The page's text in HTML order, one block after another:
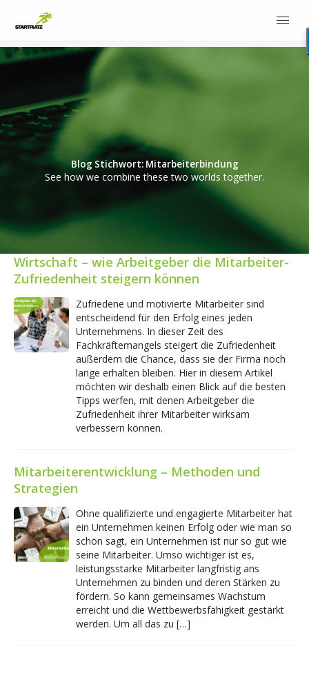
Blog Stichwort: Mitarbeiterbindung
See how we combine these two worlds together.
Wirtschaft – wie Arbeitgeber die Mitarbeiter-
Zufriedenheit steigern können
Zufriedene und motivierte Mitarbeiter sind
entscheidend für den Erfolg eines jeden
Unternehmens. In dieser Zeit des
Fachkräftemangels steigert die Zufriedenheit
außerdem die Chance, dass sie der Firma noch
lange erhalten bleiben. Hier in diesem Artikel
möchten wir deshalb einen Blick auf die besten
Tipps werfen, mit denen Arbeitgeber die
Zufriedenheit ihrer Mitarbeiter wirksam
verbessern können.
Mitarbeiterentwicklung – Methoden und
Strategien
Ohne qualifizierte und engagierte Mitarbeiter hat
ein Unternehmen keinen Erfolg oder wie man so
schön sagt, ein Unternehmen ist nur so gut wie
seine Mitarbeiter. Umso wichtiger ist es,
leistungsstarke Mitarbeiter langfristig ans
Unternehmen zu binden und deren Stärken zu
fördern. So kann gemeinsames Wachstum
erreicht und die Wettbewerbsfähigkeit gestärkt
werden. Um all das zu […]